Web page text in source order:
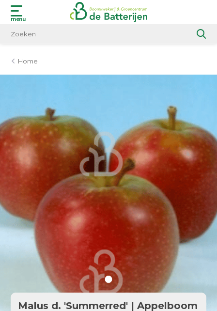
menu
Home
Malus d. 'Summerred' | Appelboom